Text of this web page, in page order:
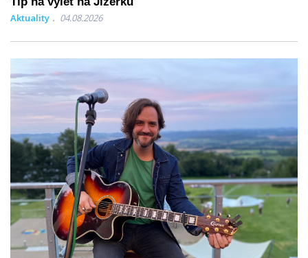
Aktuality 04.08.2026